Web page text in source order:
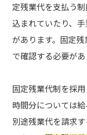
定残業代を支払う
込まれていたり、
があります。固定
で確認する必要があ
固定残業代制を採
時間分については
別途残業代を請求